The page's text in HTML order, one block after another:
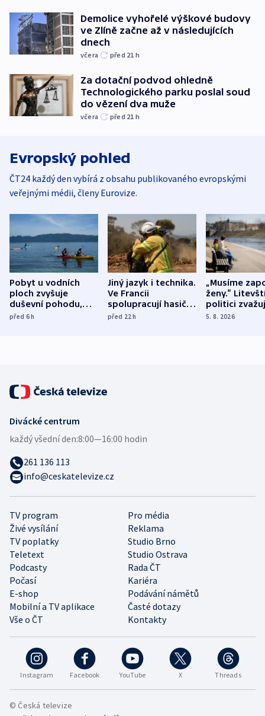
Demolice vyhořelé výškové budovy
ve Zlíně začne až v následujících
dnech
včera před 21 h
Za dotační podvod ohledně
Technologického parku poslal soud
do vězení dva muže
včera před 21 h
Evropský pohled
ČT24 každý den vybírá z obsahu publikovaného evropskými
veřejnými médii, členy Eurovize.
Pobyt u vodních
ploch zvyšuje
duševní pohodu,
ukázala
před 6h
Jiný jazyk i technika.
Ve Francii
spolupracují hasiči z
různých zemí
před 22h
„Musíme
ženy.“
politici
dohodu o
5. 8. 2026
Instagram Facebook YouTube X Threads
TV program
Pro média
Živé vysílání
Reklama
TV poplatky
Studio Brno
Teletext
Studio Ostrava
Podcasty
Rada ČT
Počasí
Kariéra
E-shop
Podávání námětů
Mobilní a TV aplikace
Časté dotazy
Vše o ČT
Kontakty
Divácké centrum
každý všední den:8:00—16:00 hodin
261 136 113
info@ceskatelevize.cz
© Česká televize